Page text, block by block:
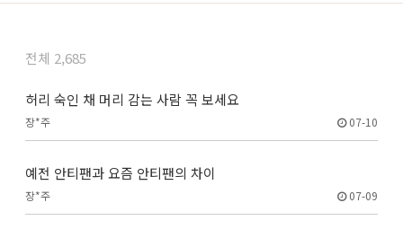
전체 2,685
허리 숙인 채 머리 감는 사람 꼭 보세요
장*주 07-10
예전 안티팬과 요즘 안티팬의 차이
장*주 07-09